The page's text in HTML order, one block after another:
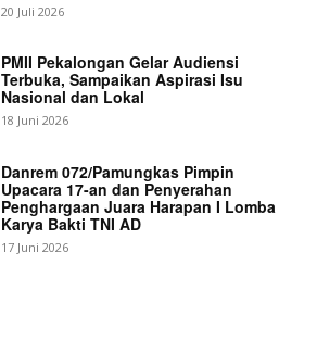
20 Juli 2026
PMII Pekalongan Gelar Audiensi
Terbuka, Sampaikan Aspirasi Isu
Nasional dan Lokal
18 Juni 2026
Danrem 072/Pamungkas Pimpin
Upacara 17-an dan Penyerahan
Penghargaan Juara Harapan I Lomba
Karya Bakti TNI AD
17 Juni 2026